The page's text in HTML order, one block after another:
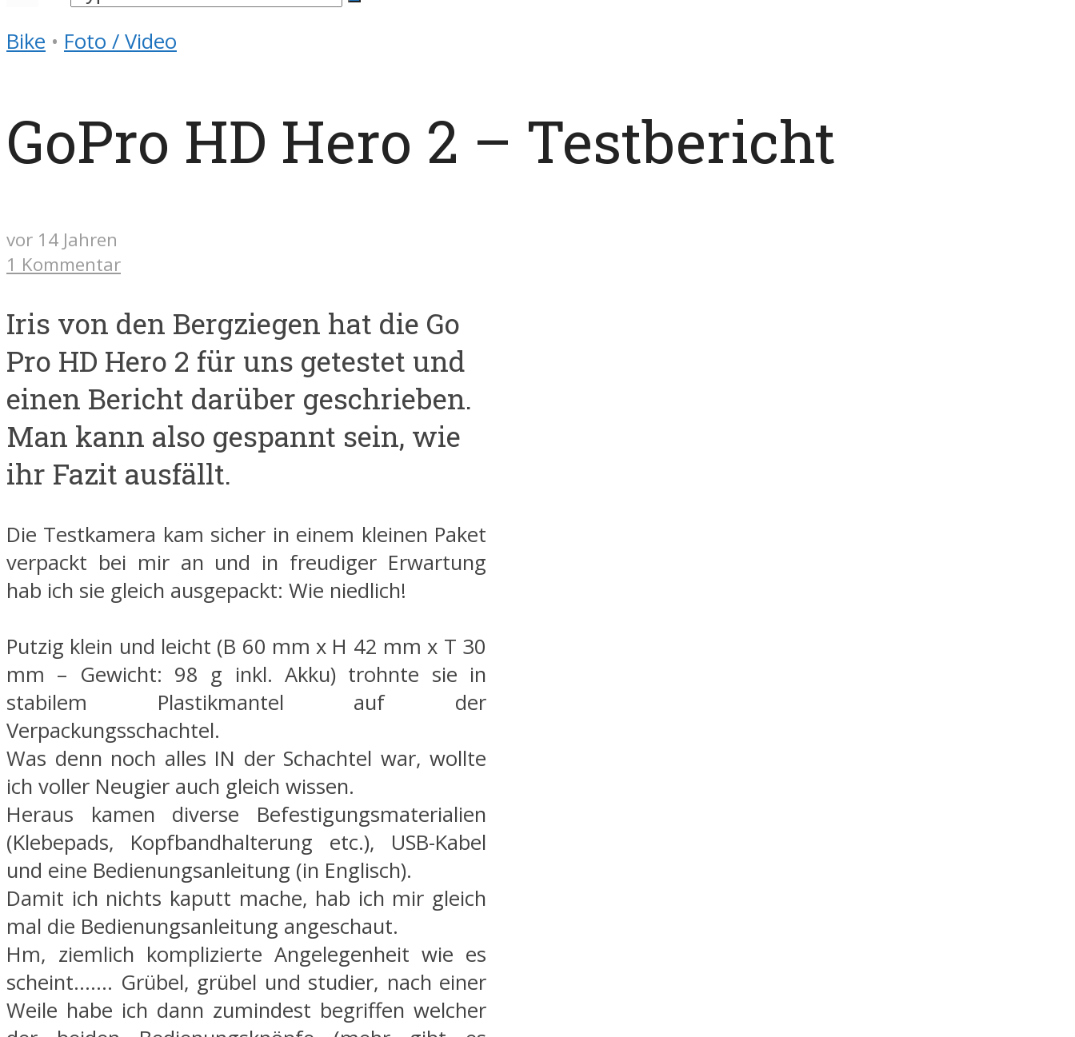
Bike • Foto / Video
GoPro HD Hero 2 – Testbericht
vor 14 Jahren
1 Kommentar
Iris von den Bergziegen hat die Go
Pro HD Hero 2 für uns getestet und
einen Bericht darüber geschrieben.
Man kann also gespannt sein, wie
ihr Fazit ausfällt.
Die Testkamera kam sicher in einem kleinen Paket
verpackt bei mir an und in freudiger Erwartung
hab ich sie gleich ausgepackt: Wie niedlich!
Putzig klein und leicht (B 60 mm x H 42 mm x T 30
mm – Gewicht: 98 g inkl. Akku) trohnte sie in
stabilem Plastikmantel auf der
Verpackungsschachtel.
Was denn noch alles IN der Schachtel war, wollte
ich voller Neugier auch gleich wissen.
Heraus kamen diverse Befestigungsmaterialien
(Klebepads, Kopfbandhalterung etc.), USB-Kabel
und eine Bedienungsanleitung (in Englisch).
Damit ich nichts kaputt mache, hab ich mir gleich
mal die Bedienungsanleitung angeschaut.
Hm, ziemlich komplizierte Angelegenheit wie es
scheint……. Grübel, grübel und studier, nach einer
Weile habe ich dann zumindest begriffen welcher